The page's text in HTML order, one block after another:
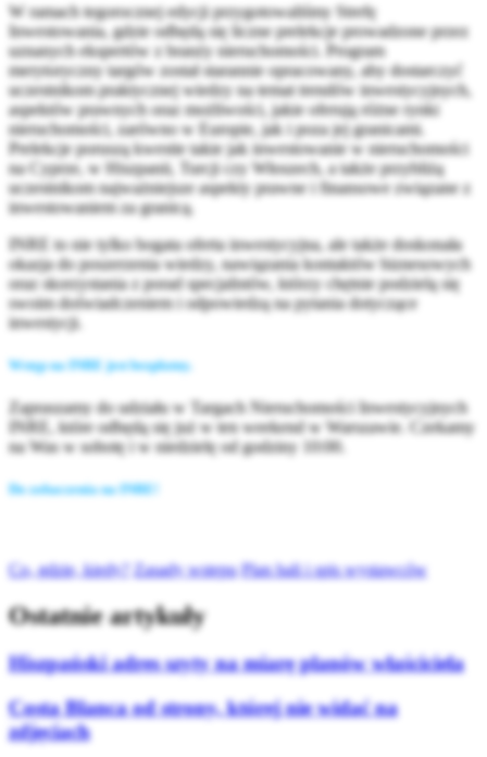
W ramach tegorocznej edycji przygotowaliśmy Strefę
Inwestowania, gdzie odbędą się liczne prelekcje prowadzone przez
uznanych ekspertów z branży nieruchomości. Program
merytoryczny targów został starannie opracowany, aby dostarczyć
uczestnikom praktycznej wiedzy na temat trendów inwestycyjnych,
aspektów prawnych oraz możliwości, jakie oferują różne rynki
nieruchomości, zarówno w Europie, jak i poza jej granicami.
Prelekcje poruszą kwestie takie jak inwestowanie w nieruchomości
na Cyprze, w Hiszpanii, Turcji czy Włoszech, a także przybliżą
uczestnikom najważniejsze aspekty prawne i finansowe związane z
inwestowaniem za granicą.
INRE to nie tylko bogata oferta inwestycyjna, ale także doskonała
okazja do poszerzenia wiedzy, nawiązania kontaktów biznesowych
oraz skorzystania z porad specjalistów, którzy chętnie podzielą się
swoim doświadczeniem i odpowiedzą na pytania dotyczące
inwestycji.
Wstęp na INRE jest bezpłatny.
Zapraszamy do udziału w Targach Nieruchomości Inwestycyjnych
INRE, które odbędą się już w ten weekend w Warszawie. Czekamy
na Was w sobotę i w niedzielę od godziny 10:00.
Do zobaczenia na INRE!
Co, gdzie, kiedy? Zasady wstępu Plan hali i spis wystawców
Ostatnie artykuły
Hiszpański adres szyty na miarę planów właściciela
Costa Blanca od strony, której nie widać na
zdjęciach